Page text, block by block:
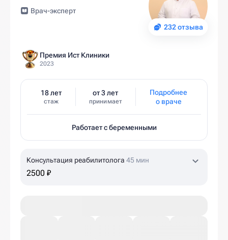
232 отзыва
Врач-эксперт
Премия Ист Клиники
2023
18 лет
стаж
от 3 лет
принимает
Подробнее
о враче
Работает с беременными
Консультация реабилитолога 45 мин
2500 ₽